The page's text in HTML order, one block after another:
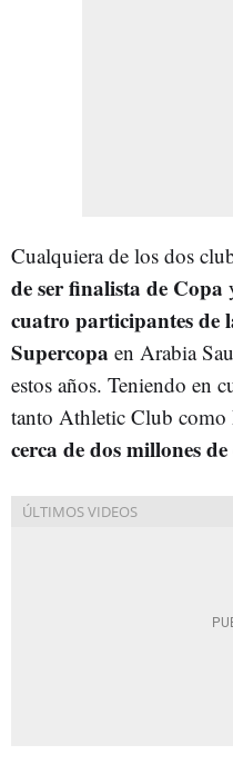
Cualquiera de los dos
de ser finalista de Copa
cuatro participantes de
Supercopa en Arabia
estos años. Teniendo en
tanto Athletic Club como
cerca de dos millones